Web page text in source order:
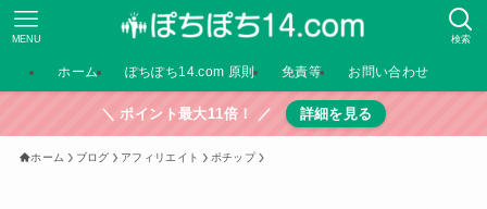
検索
MENU
ホーム ぽちぽち14.com 原則 免責等 お問い合わせ
＼ ポイント最大11倍！ ／ 詳細を見る
ホーム ブログ アフィリエイト ポチップ